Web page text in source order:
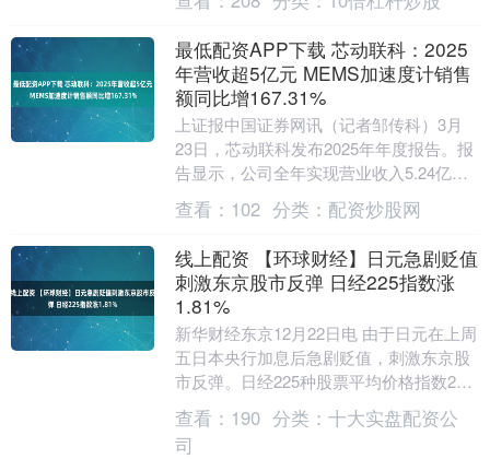
最低配资APP下载 芯动联科：2025
年营收超5亿元 MEMS加速度计销售
额同比增167.31%
上证报中国证券网讯（记者邹传科）3月
23日，芯动联科发布2025年年度报告。报
告显示，公司全年实现营业收入5.24亿
元，同比增长29.48%；归母净利润3.03....
查看： 102 分类： 配资炒股网
线上配资 【环球财经】日元急剧贬值
刺激东京股市反弹 日经225指数涨
1.81%
新华财经东京12月22日电 由于日元在上周
五日本央行加息后急剧贬值，刺激东京股
市反弹。日经225种股票平均价格指数22
日收涨1.81%；东京证券交易所股票价格
指....
查看： 190 分类： 十大实盘配资公
司